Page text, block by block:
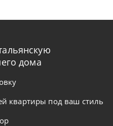
от
дома
квартиры под ваш стиль